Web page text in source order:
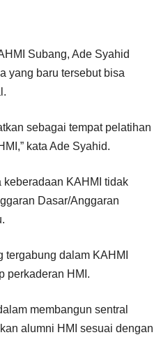
Subang, Ade Syahid
yang baru tersebut bisa
sebagai tempat pelatihan
kata Ade Syahid.
KAHMI tidak
Dasar/Anggaran
tergabung dalam KAHMI
perkaderan HMI.
membangun sentral
alumni HMI sesuai dengan